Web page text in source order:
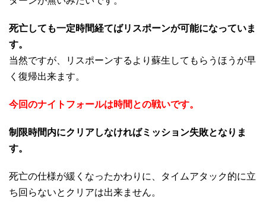
死亡しても一定時間経てばリスポーンが可能になっていま
す。
当然ですが、リスポーンするより蘇生してもらうほうが早
く復帰出来ます。
今回のナイトフォールは時間との戦いです。
制限時間内にクリアしなければミッション失敗となりま
す。
死亡の仕様が緩くなったかわりに、タイムアタック的に立
ち回らないとクリアは出来ません。